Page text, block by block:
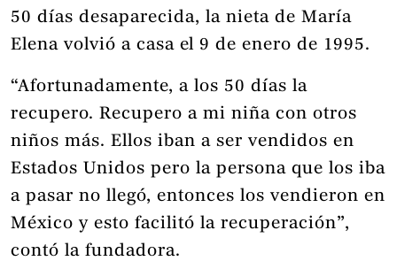
50 días desaparecida, la nieta de María
Elena volvió a casa el 9 de enero de 1995.
“Afortunadamente, a los 50 días la
recupero. Recupero a mi niña con otros
niños más. Ellos iban a ser vendidos en
Estados Unidos pero la persona que los iba
a pasar no llegó, entonces los vendieron en
México y esto facilitó la recuperación”,
contó la fundadora.